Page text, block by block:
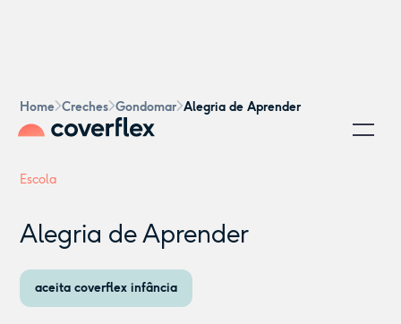
Home Creches Gondomar Alegria de Aprender
Escola
Alegria de Aprender
aceita coverflex infância